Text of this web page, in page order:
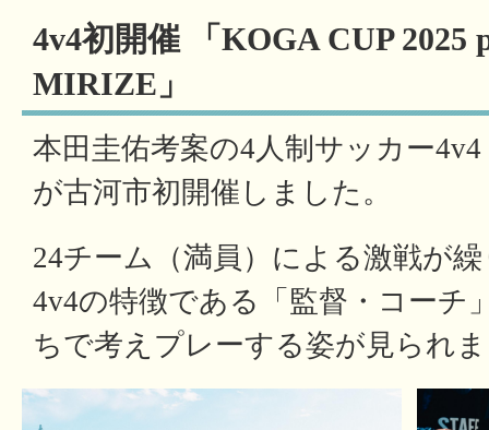
4v4初開催 「KOGA CUP 2025
MIRIZE」
本田圭佑考案の4人制サッカー
が古河市初開催しました。
24チーム（満員）による激戦が
4v4の特徴である「監督・コーチ
ちで考えプレーする姿が見られ